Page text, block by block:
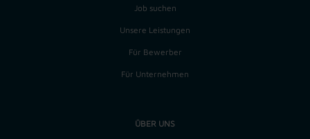
Job suchen
Unsere Leistungen
Für Bewerber
Für Unternehmen
ÜBER UNS